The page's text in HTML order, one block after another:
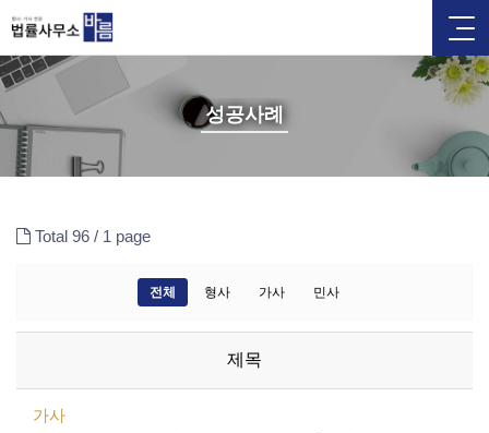
성공사례
Total 96 / 1 page
전체 형사 가사 민사
제목
가사